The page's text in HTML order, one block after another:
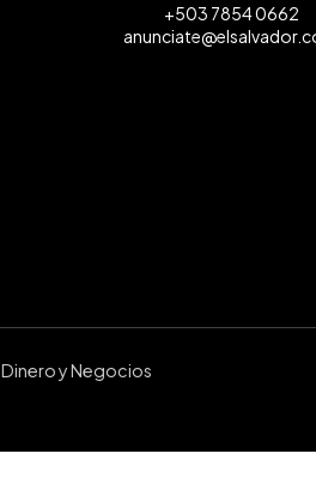
+503 7854 0662
Dinero y Negocios